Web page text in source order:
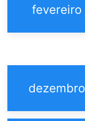
fevereiro
dezembro